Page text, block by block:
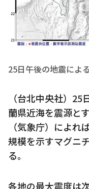
25日午後の地震によ
（台北中央社）
蘭県近海を震源と
（気象庁）によれ
規模を示すマグニ
る。
各地の最大震度は